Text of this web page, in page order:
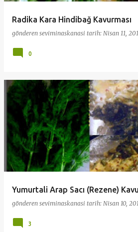
Radika Kara Hindibağ Kavurması
gönderen seviminaskanasi tarih: Nisan 11,
0
Yumurtali Arap Sacı (Rezene)
gönderen seviminaskanasi tarih: Nisan 10,
3